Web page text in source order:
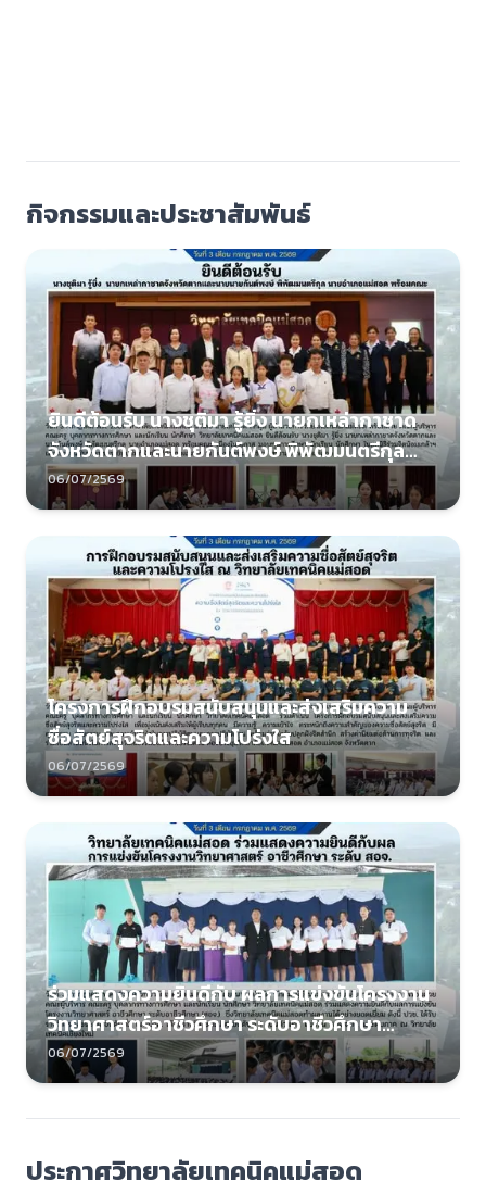
กิจกรรมและประชาสัมพันธ์
ยินดีต้อนรับ นางชุติมา รู้ยิ่ง นายกเหล่ากาชาด
จังหวัดตากและนายกันต์พงษ์ พิพัฒมนตรีกุล
นายอำเภอแม่สอด พร้อมคณะ
06/07/2569
โครงการฝึกอบรมสนับสนุนและส่งเสริมความ
ซื่อสัตย์สุจริตและความโปร่งใส
06/07/2569
ร่วมแสดงความยินดีกับ ผลการแข่งขันโครงงาน
วิทยาศาสตร์อาชีวศึกษา ระดับอาชีวศึกษา
(สอจ.)
06/07/2569
ประกาศวิทยาลัยเทคนิคแม่สอด